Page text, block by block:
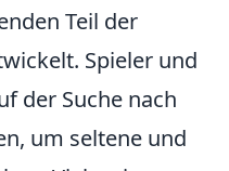
Teil der
Spieler und
der Suche nach
um seltene und